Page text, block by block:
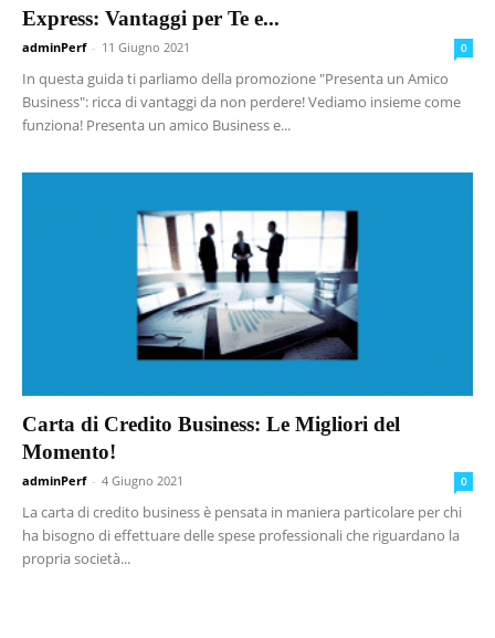
Express: Vantaggi per Te e...
adminPerf - 11 Giugno 2021 0
In questa guida ti parliamo della promozione "Presenta un Amico
Business": ricca di vantaggi da non perdere! Vediamo insieme come
funziona! Presenta un amico Business e...
Carta di Credito Business: Le Migliori del
Momento!
adminPerf - 4 Giugno 2021 0
La carta di credito business è pensata in maniera particolare per chi
ha bisogno di effettuare delle spese professionali che riguardano la
propria società...